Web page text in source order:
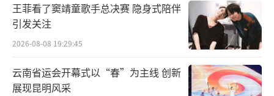
王菲看了窦靖童歌手总决赛 隐身式陪伴
引发关注
2026-08-08 19:29:45
云南省运会开幕式以“春”为主线 创新
展现昆明风采